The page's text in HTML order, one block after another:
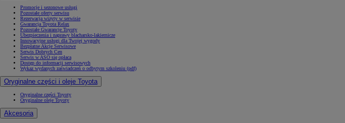
Promocje i sezonowe usługi
Pozostałe oferty serwisu
Rezerwacja wizyty w serwisie
Gwarancja Toyota Relax
Pozostałe Gwarancje Toyoty
Ubezpieczenia i naprawy blacharsko-lakiernicze
Innowacyjne usługi dla Twojej wygody
Bezpłatne Akcje Serwisowe
Serwis Dobrych Cen
Serwis w ASO się opłaca
Dostęp do informacji serwisowych
Wykaz wydanych zaświadczeń o odbytym szkoleniu (pdf)
Oryginalne części i oleje Toyota
Oryginalne części Toyoty
Oryginalne oleje Toyoty
Akcesoria